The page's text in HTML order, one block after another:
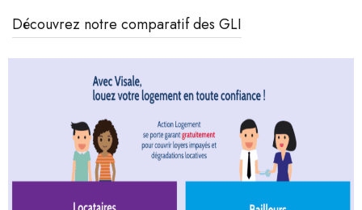
Découvrez notre comparatif des GLI